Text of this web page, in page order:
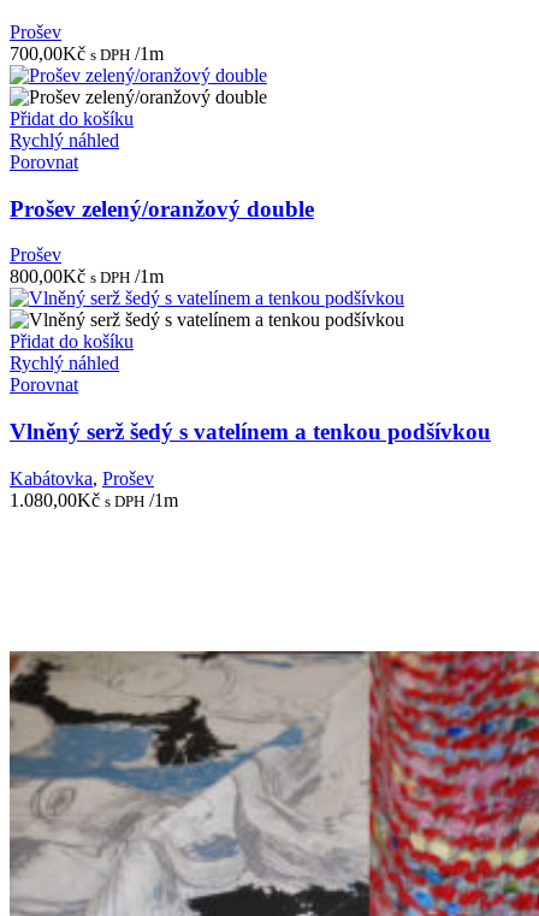
Prošev
700,00Kč s DPH /1m
Přidat do košíku
Rychlý náhled
Porovnat
Prošev zelený/oranžový double
Prošev
800,00Kč s DPH /1m
Přidat do košíku
Rychlý náhled
Porovnat
Vlněný serž šedý s vatelínem a tenkou podšívkou
Kabátovka, Prošev
1.080,00Kč s DPH /1m